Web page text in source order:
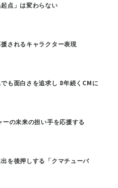
点」は変わらない
されるキャラクター表現
も面白さを追求し 8年続くCMに
の未来の担い手を応援する
を後押しする「クマチューバ